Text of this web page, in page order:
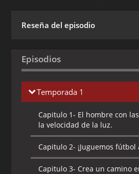
Reseña del episodio
Episodios
Temporada 1
Capitulo 1- El hombre con
la velocidad de la luz.
Capitulo 2- ¡Juguemos
Capitulo 3- Crea un camino